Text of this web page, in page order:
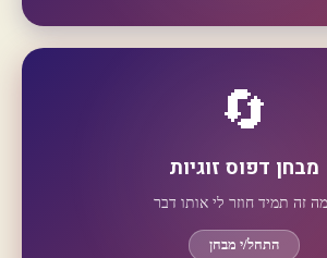
🔄
מבחן דפוס זוגיות
זה תמיד חוזר לי אותו דבר
התחל/י מבחן